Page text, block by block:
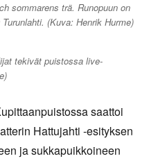
sommarens trä. Runopuun on
(Kuva: Henrik Hurme)
tekivät puistossa live-
saattoi
Hattujahti -esityksen
ja sukkapuikkoineen